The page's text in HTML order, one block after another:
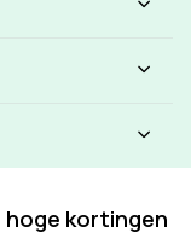
kortingen